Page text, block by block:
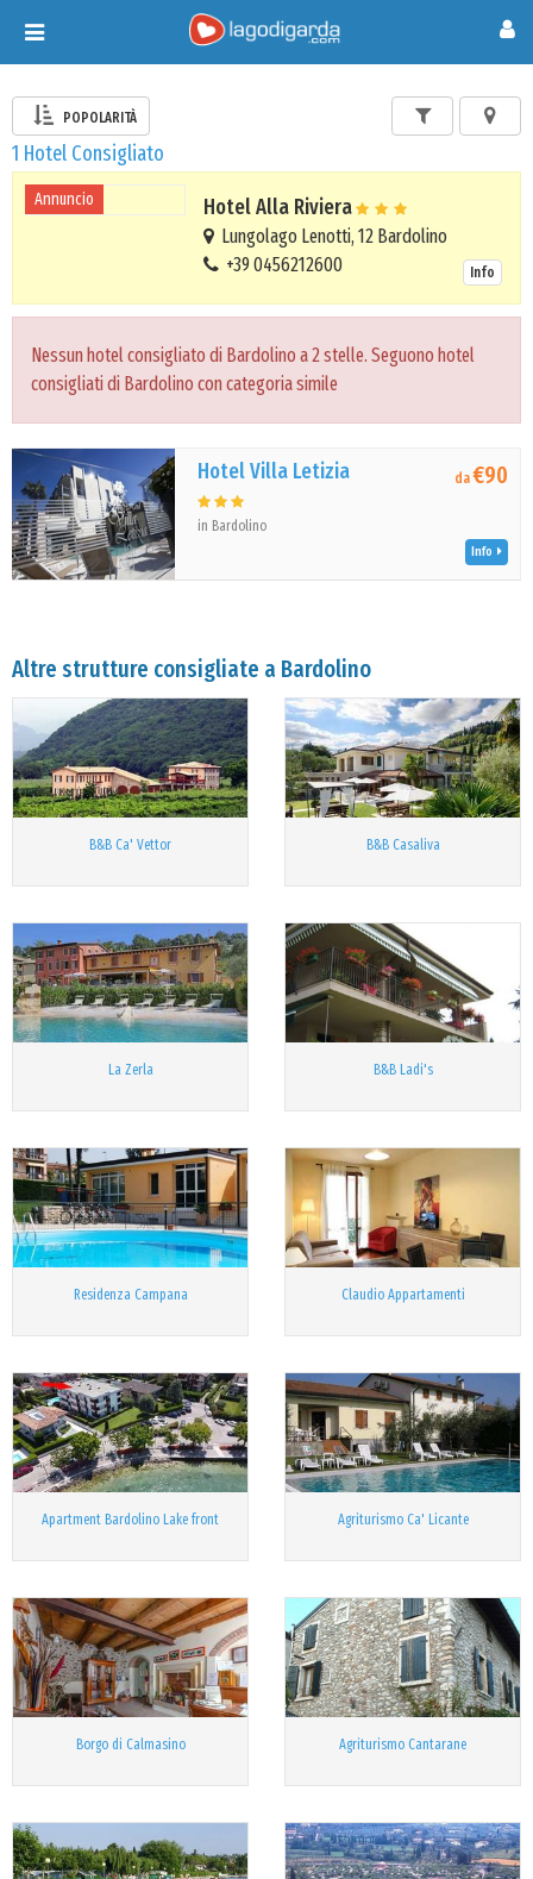
Toggle
navigation
POPOLARITÀ
1 Hotel Consigliato
Annuncio Hotel Alla Riviera
Lungolago Lenotti, 12 Bardolino
+39 0456212600
Info
Nessun hotel consigliato di Bardolino a 2 stelle. Seguono hotel
consigliati di Bardolino con categoria simile
Hotel Villa Letizia
in Bardolino
da€90
Info
Altre strutture consigliate a Bardolino
B&B Ca' Vettor B&B Casaliva
La Zerla B&B Ladi's
Residenza Campana Claudio Appartamenti
Apartment Bardolino Lake front Agriturismo Ca' Licante
Borgo di Calmasino Agriturismo Cantarane